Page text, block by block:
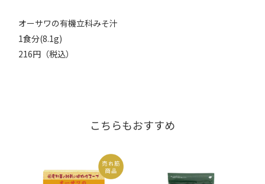
オーサワの有機立科みそ汁
1食分(8.1g)
216円（税込）
こちらもおすすめ